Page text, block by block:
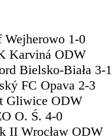
1-0
Karviná ODW
Bielsko-Biała 3-1
FC Opava 2-3
Gliwice ODW
O. Ś. 4-0
II Wrocław ODW